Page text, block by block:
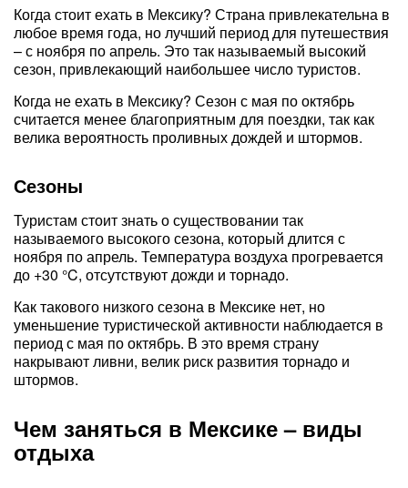
Когда стоит ехать в Мексику? Страна привлекательна в
любое время года, но лучший период для путешествия
– с ноября по апрель. Это так называемый высокий
сезон, привлекающий наибольшее число туристов.
Когда не ехать в Мексику? Сезон с мая по октябрь
считается менее благоприятным для поездки, так как
велика вероятность проливных дождей и штормов.
Сезоны
Туристам стоит знать о существовании так
называемого высокого сезона, который длится с
ноября по апрель. Температура воздуха прогревается
до +30 °C, отсутствуют дожди и торнадо.
Как такового низкого сезона в Мексике нет, но
уменьшение туристической активности наблюдается в
период с мая по октябрь. В это время страну
накрывают ливни, велик риск развития торнадо и
штормов.
Чем заняться в Мексике – виды
отдыха